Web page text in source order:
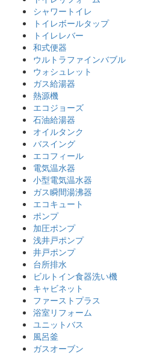
シャワートイレ
トイレボールタップ
トイレレバー
和式便器
ウルトラファインバブル
ウォシュレット
ガス給湯器
熱源機
エコジョーズ
石油給湯器
オイルタンク
バスイング
エコフィール
電気温水器
小型電気温水器
ガス瞬間湯沸器
エコキュート
ポンプ
加圧ポンプ
浅井戸ポンプ
井戸ポンプ
台所排水
ビルトイン食器洗い機
キャビネット
ファーストプラス
浴室リフォーム
ユニットバス
風呂釜
ガスオーブン